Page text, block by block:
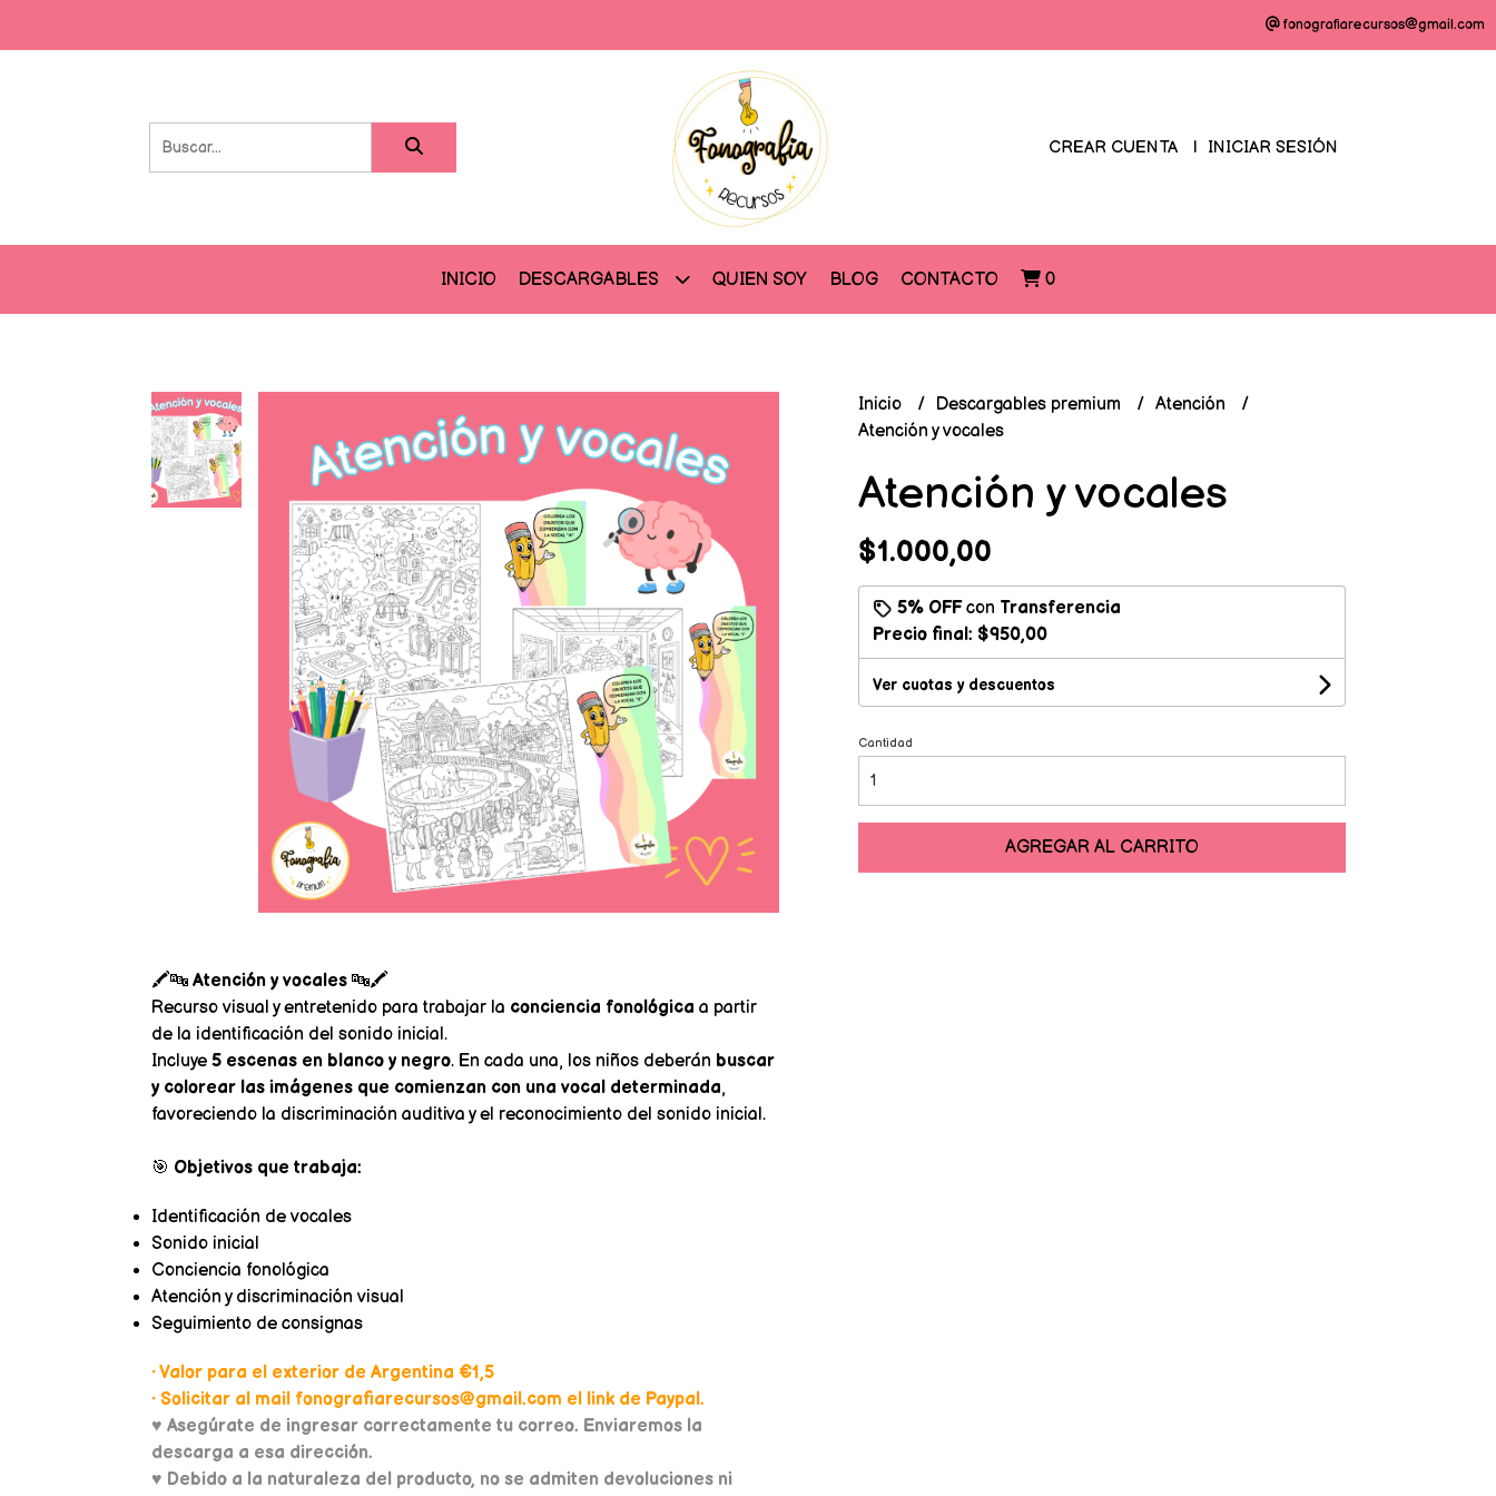
fonografiarecursos@gmail.com
CREAR CUENTA INICIAR SESIÓN
INICIO DESCARGABLES QUIEN SOY BLOG CONTACTO 0
🖍️🔤 Atención y vocales🔤🖍️
Recurso visual y entretenido para trabajar la conciencia fonológica a partir
de la identificación del sonido inicial.
Incluye 5 escenas en blanco y negro. En cada una, los niños deberán buscar
y colorear las imágenes que comienzan con una vocal determinada,
favoreciendo la discriminación auditiva y el reconocimiento del sonido inicial.
🎯 Objetivos que trabaja:
Identificación de vocales
Sonido inicial
Conciencia fonológica
Atención y discriminación visual
Seguimiento de consignas
• Valor para el exterior de Argentina €1,5
• Solicitar al mail fonografiarecursos@gmail.com el link de Paypal.
♥ Asegúrate de ingresar correctamente tu correo. Enviaremos la
descarga a esa dirección.
♥ Debido a la naturaleza del producto, no se admiten devoluciones ni
Inicio Descargables premium
Atención
Atención y vocales
Atención y vocales
$1.000,00
5% OFFcon Transferencia
Precio final: $950,00
Ver cuotas y descuentos
Cantidad
AGREGAR AL CARRITO